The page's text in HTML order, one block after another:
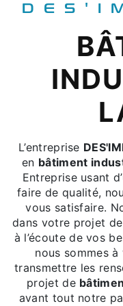
BÂTIMENT
L’entreprise
en bâtiment
Entreprise usant
faire de qualité,
vous satisfaire.
dans votre projet de
à l’écoute de vos
nous sommes
transmettre les
projet de
avant tout notre